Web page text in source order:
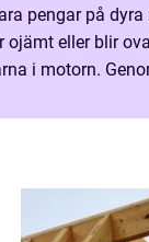
pengar på dyra
ojämt eller blir
i motorn.